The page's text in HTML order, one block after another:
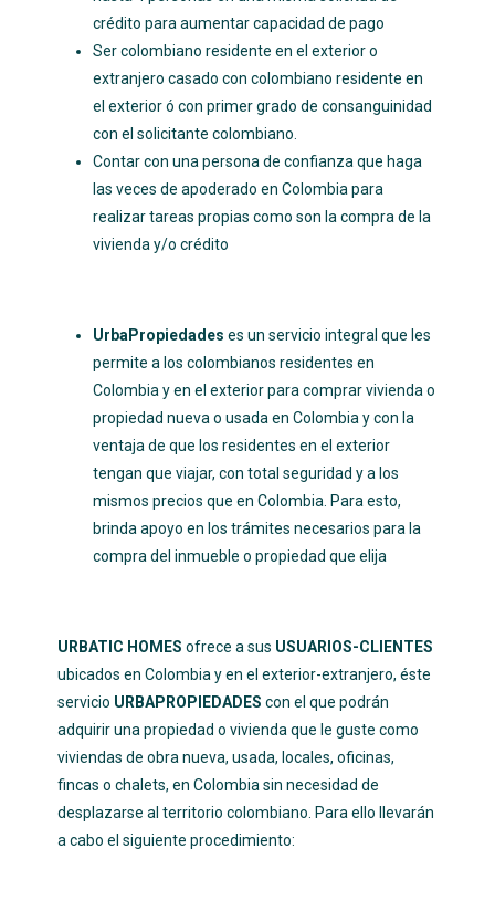
crédito para aumentar capacidad de pago
Ser colombiano residente en el exterior o
extranjero casado con colombiano residente en
el exterior ó con primer grado de consanguinidad
con el solicitante colombiano.
Contar con una persona de confianza que haga
las veces de apoderado en Colombia para
realizar tareas propias como son la compra de la
vivienda y/o crédito
UrbaPropiedades es un servicio integral que les
permite a los colombianos residentes en
Colombia y en el exterior para comprar vivienda o
propiedad nueva o usada en Colombia y con la
ventaja de que los residentes en el exterior
tengan que viajar, con total seguridad y a los
mismos precios que en Colombia. Para esto,
brinda apoyo en los trámites necesarios para la
compra del inmueble o propiedad que elija
URBATIC HOMES ofrece a sus USUARIOS-CLIENTES
ubicados en Colombia y en el exterior-extranjero, éste
servicio URBAPROPIEDADES con el que podrán
adquirir una propiedad o vivienda que le guste como
viviendas de obra nueva, usada, locales, oficinas,
fincas o chalets, en Colombia sin necesidad de
desplazarse al territorio colombiano. Para ello llevarán
a cabo el siguiente procedimiento: